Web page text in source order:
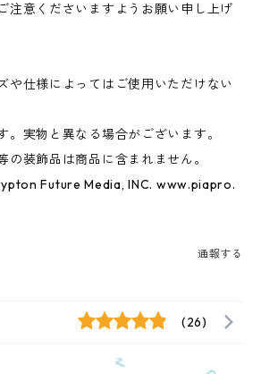
注意くださいますようお願い申し上げ
や仕様によってはご使用いただけない
実物と異なる場合がございます。
装飾品は商品に含まれません。
Future Media, INC. www.piapro.
通報する
(26)